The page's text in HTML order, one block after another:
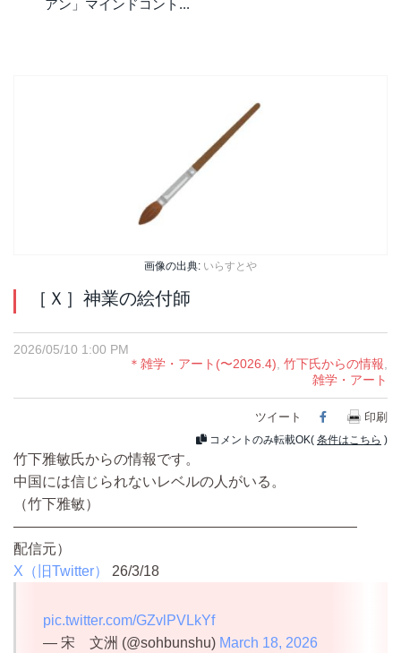
アン」マインドコント...
画像の出典: いらすとや
［Ｘ］神業の絵付師
2026/05/10 1:00 PM
＊雑学・アート(〜2026.4), 竹下氏からの情報,
雑学・アート
ツイート Facebook
印刷
コメントのみ転載OK( 条件はこちら )
竹下雅敏氏からの情報です。
中国には信じられないレベルの人がいる。
（竹下雅敏）
————————————————————————
配信元）
X（旧Twitter）
26/3/18
pic.twitter.com/GZvlPVLkYf
— 宋 文洲 (@sohbunshu) March 18, 2026